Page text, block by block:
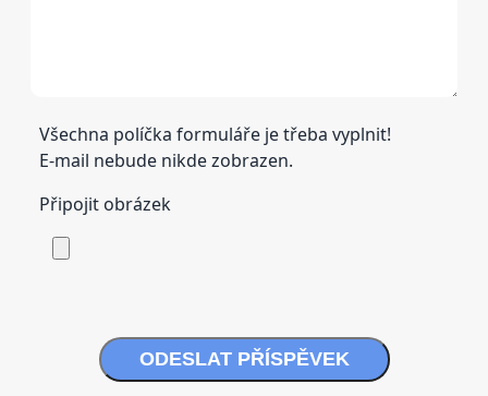
Všechna políčka formuláře je třeba vyplnit!
E-mail nebude nikde zobrazen.
Připojit obrázek
ODESLAT PŘÍSPĚVEK